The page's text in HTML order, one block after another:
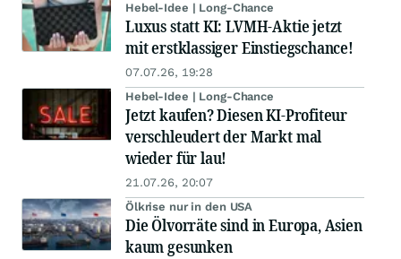
Hebel-Idee | Long-Chance
Luxus statt KI: LVMH-Aktie jetzt
mit erstklassiger Einstiegschance!
07.07.26, 19:28
Hebel-Idee | Long-Chance
Jetzt kaufen? Diesen KI-Profiteur
verschleudert der Markt mal
wieder für lau!
21.07.26, 20:07
Ölkrise nur in den USA
Die Ölvorräte sind in Europa, Asien
kaum gesunken